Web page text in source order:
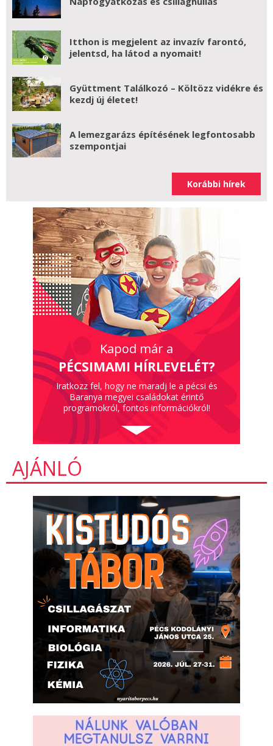
Itthon is megjelent az invazív farontó,
jelentsd, ha látod a nyomait!
Gyüttment Találkozó – Költözz vidékre és
kezdj új életet!
A lemezgarázs építésének legfontosabb
szempontjai
Korábbi hírek
Kapod már a
PÉCSIMAMI HÍRLEVELÉT?
Iratkozz fel, hogy ne maradj le a pécsi és
Baranya megyei családokat érintő
programokról, fontos információkról!
AJÁNLÓ